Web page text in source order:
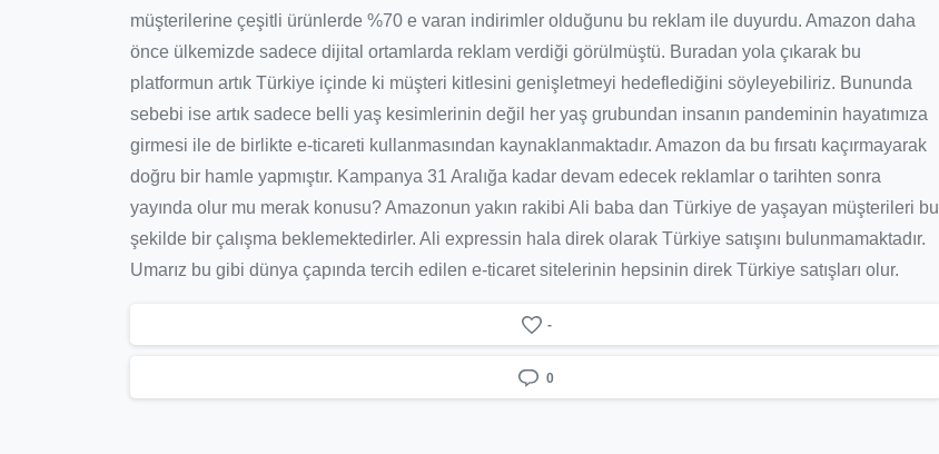
müşterilerine çeşitli ürünlerde %70 e varan indirimler olduğunu bu reklam ile duyurdu. Amazon daha
önce ülkemizde sadece dijital ortamlarda reklam verdiği görülmüştü. Buradan yola çıkarak bu
platformun artık Türkiye içinde ki müşteri kitlesini genişletmeyi hedeflediğini söyleyebiliriz. Bununda
sebebi ise artık sadece belli yaş kesimlerinin değil her yaş grubundan insanın pandeminin hayatımıza
girmesi ile de birlikte e-ticareti kullanmasından kaynaklanmaktadır. Amazon da bu fırsatı kaçırmayarak
doğru bir hamle yapmıştır. Kampanya 31 Aralığa kadar devam edecek reklamlar o tarihten sonra
yayında olur mu merak konusu? Amazonun yakın rakibi Ali baba dan Türkiye de yaşayan müşterileri bu
şekilde bir çalışma beklemektedirler. Ali expressin hala direk olarak Türkiye satışını bulunmamaktadır.
Umarız bu gibi dünya çapında tercih edilen e-ticaret sitelerinin hepsinin direk Türkiye satışları olur.
-
0